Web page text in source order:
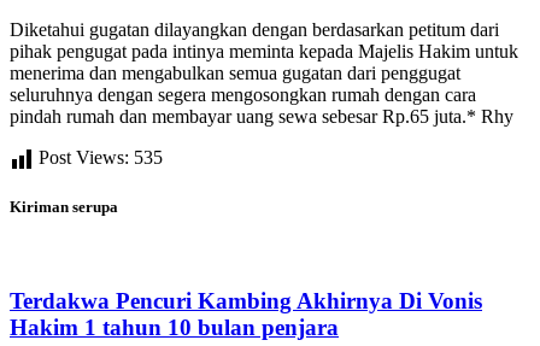
Diketahui gugatan dilayangkan dengan berdasarkan petitum dari
pihak pengugat pada intinya meminta kepada Majelis Hakim untuk
menerima dan mengabulkan semua gugatan dari penggugat
seluruhnya dengan segera mengosongkan rumah dengan cara
pindah rumah dan membayar uang sewa sebesar Rp.65 juta.* Rhy
Post Views: 535
Kiriman serupa
Terdakwa Pencuri Kambing Akhirnya Di Vonis
Hakim 1 tahun 10 bulan penjara